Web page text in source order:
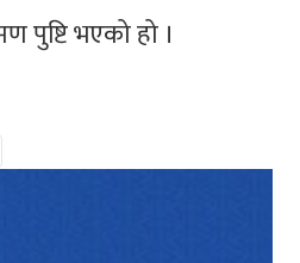
पुष्टि भएको हो ।